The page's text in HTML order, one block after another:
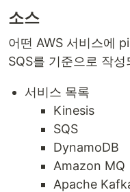
소스
어떤 AWS 서비스에
SQS를 기준으로 작
서비스 목록
Kinesis
SQS
DynamoDB
Amazon MQ
Apache